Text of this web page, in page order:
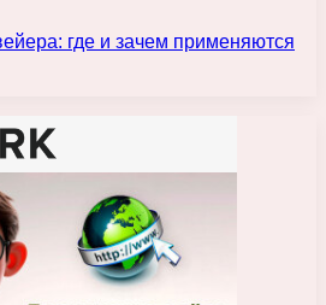
где и зачем применяются